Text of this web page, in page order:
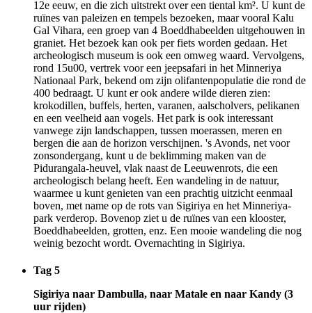
12e eeuw, en die zich uitstrekt over een tiental km². U kunt de
ruïnes van paleizen en tempels bezoeken, maar vooral Kalu
Gal Vihara, een groep van 4 Boeddhabeelden uitgehouwen in
graniet. Het bezoek kan ook per fiets worden gedaan. Het
archeologisch museum is ook een omweg waard. Vervolgens,
rond 15u00, vertrek voor een jeepsafari in het Minneriya
Nationaal Park, bekend om zijn olifantenpopulatie die rond de
400 bedraagt. U kunt er ook andere wilde dieren zien:
krokodillen, buffels, herten, varanen, aalscholvers, pelikanen
en een veelheid aan vogels. Het park is ook interessant
vanwege zijn landschappen, tussen moerassen, meren en
bergen die aan de horizon verschijnen. 's Avonds, net voor
zonsondergang, kunt u de beklimming maken van de
Pidurangala-heuvel, vlak naast de Leeuwenrots, die een
archeologisch belang heeft. Een wandeling in de natuur,
waarmee u kunt genieten van een prachtig uitzicht eenmaal
boven, met name op de rots van Sigiriya en het Minneriya-
park verderop. Bovenop ziet u de ruïnes van een klooster,
Boeddhabeelden, grotten, enz. Een mooie wandeling die nog
weinig bezocht wordt. Overnachting in Sigiriya.
Tag 5
Sigiriya naar Dambulla, naar Matale en naar Kandy (3
uur rijden)